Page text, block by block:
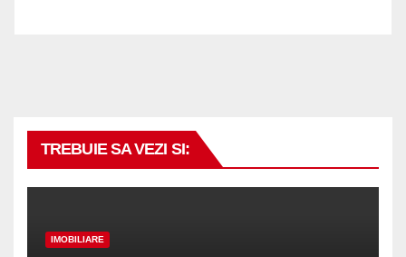
TREBUIE SA VEZI SI:
IMOBILIARE